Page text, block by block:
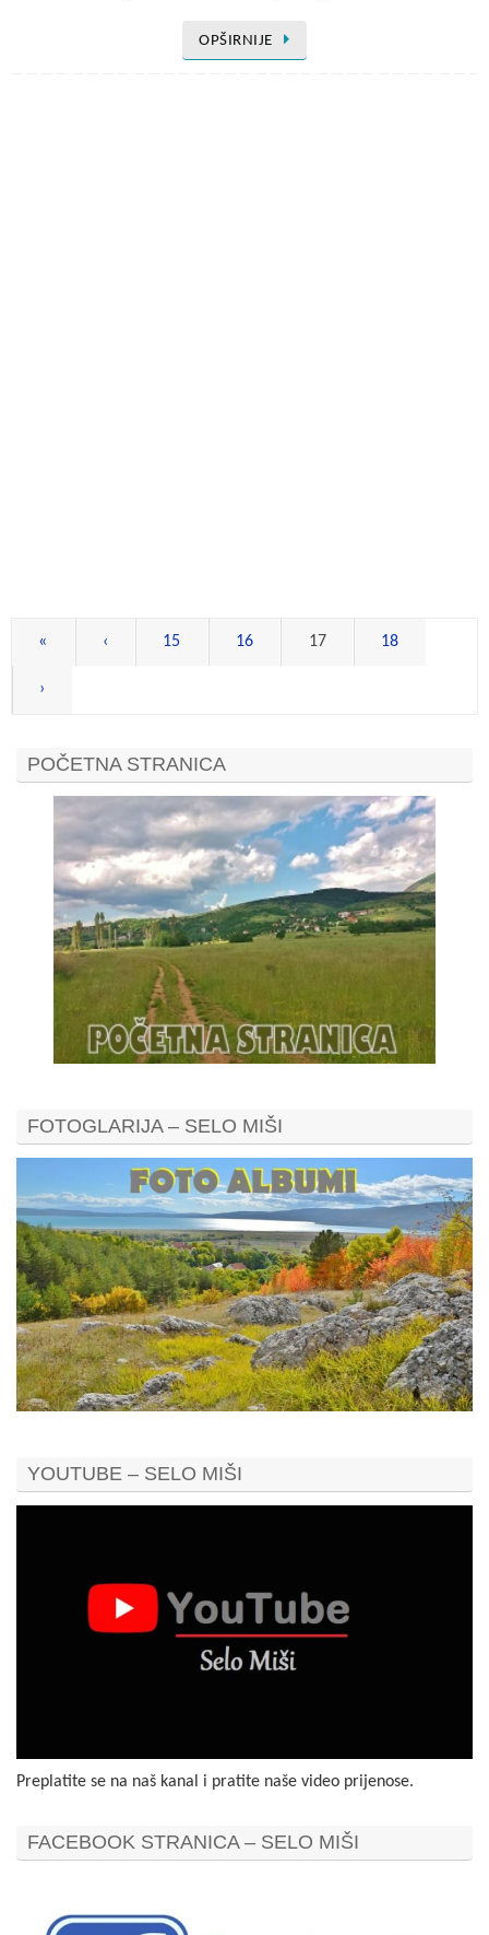
OPŠIRNIJE
« ‹ 15 16 17 18
›
POČETNA STRANICA
FOTOGLARIJA – SELO MIŠI
YOUTUBE – SELO MIŠI
Preplatite se na naš kanal i pratite naše video prijenose.
FACEBOOK STRANICA – SELO MIŠI